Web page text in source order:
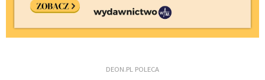
DEON.PL POLECA